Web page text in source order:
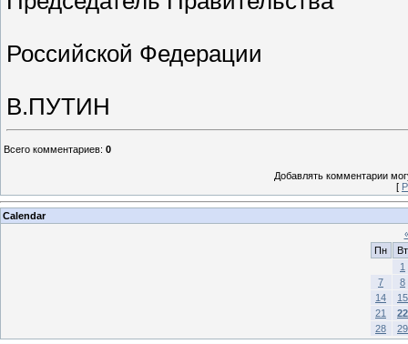
Российской Федерации
В.ПУТИН
Всего комментариев: 0
Добавлять комментарии
[
Calendar
Пн
Вт
1
7
8
14
15
21
22
28
29